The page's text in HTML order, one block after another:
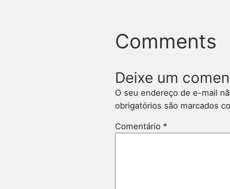
Comments
Deixe um
O seu endereço de e-mail
obrigatórios são marcados
Comentário *